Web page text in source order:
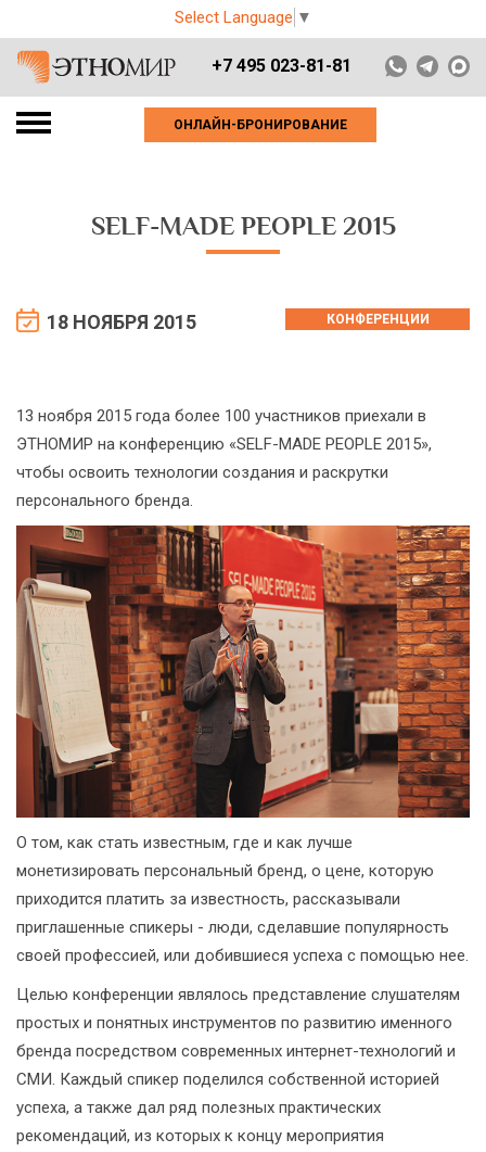
Select Language ▼
+7 495 023-81-81
ОНЛАЙН-БРОНИРОВАНИЕ
SELF-MADE PEOPLE 2015
18 НОЯБРЯ 2015 КОНФЕРЕНЦИИ
13 ноября 2015 года более 100 участников приехали в
ЭТНОМИР на конференцию «SELF-MADE PEOPLE 2015»,
чтобы освоить технологии создания и раскрутки
персонального бренда.
О том, как стать известным, где и как лучше
монетизировать персональный бренд, о цене, которую
приходится платить за известность, рассказывали
приглашенные спикеры - люди, сделавшие популярность
своей профессией, или добившиеся успеха с помощью нее.
Целью конференции являлось представление слушателям
простых и понятных инструментов по развитию именного
бренда посредством современных интернет-технологий и
СМИ. Каждый спикер поделился собственной историей
успеха, а также дал ряд полезных практических
рекомендаций, из которых к концу мероприятия